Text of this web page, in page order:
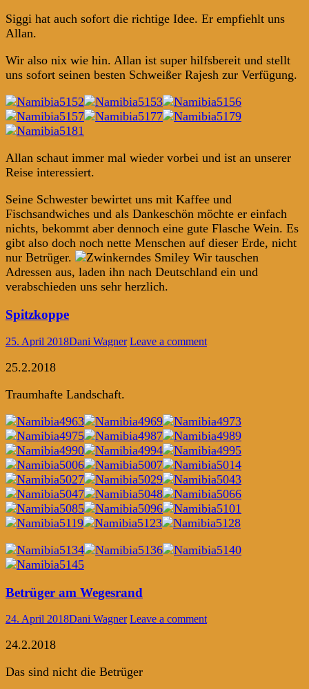
Siggi hat auch sofort die richtige Idee. Er empfiehlt uns
Allan.
Wir also nix wie hin. Allan ist super hilfsbereit und stellt
uns sofort seinen besten Schweißer Rajesh zur Verfügung.
Allan schaut immer mal wieder vorbei und ist an unserer
Reise interessiert.
Seine Schwester bewirtet uns mit Kaffee und
Fischsandwiches und als Dankeschön möchte er einfach
nichts, bekommt aber dennoch eine gute Flasche Wein. Es
gibt also doch noch nette Menschen auf dieser Erde, nicht
nur Betrüger.
Wir tauschen
Adressen aus, laden ihn nach Deutschland ein und
verabschieden uns sehr herzlich.
Spitzkoppe
25. April 2018Dani Wagner Leave a comment
25.2.2018
Traumhafte Landschaft.
Betrüger am Wegesrand
24. April 2018Dani Wagner Leave a comment
24.2.2018
Das sind nicht die Betrüger